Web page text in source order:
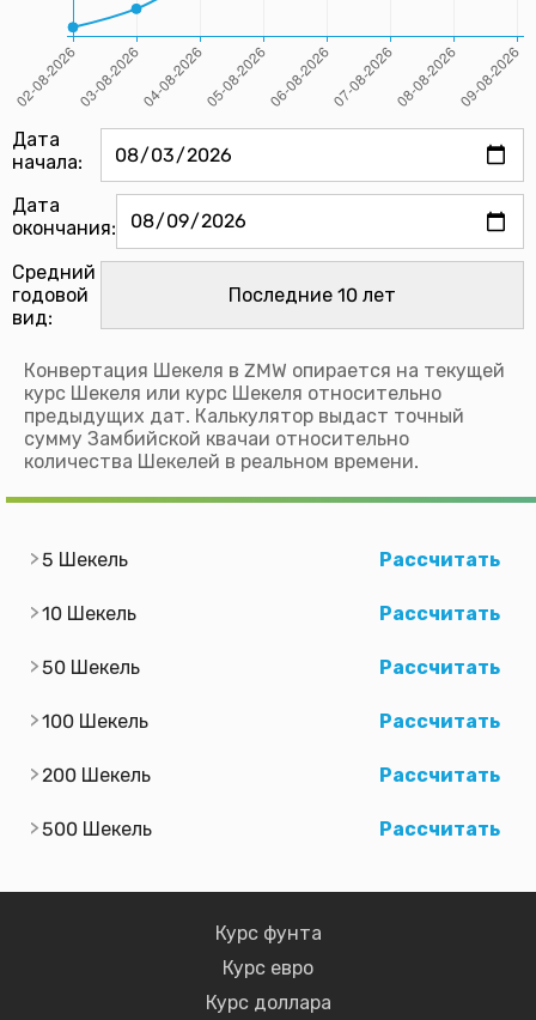
Дата
начала:
Дата
окончания:
Средний
годовой
вид:
Конвертация Шекеля в ZMW опирается на текущей
курс Шекеля или курс Шекеля относительно
предыдущих дат. Калькулятор выдаст точный
сумму Замбийской квачаи относительно
количества Шекелей в реальном времени.
5 Шекель Рассчитать
10 Шекель Рассчитать
50 Шекель Рассчитать
100 Шекель Рассчитать
200 Шекель Рассчитать
500 Шекель Рассчитать
Курс фунта
Курс евро
Курс доллара